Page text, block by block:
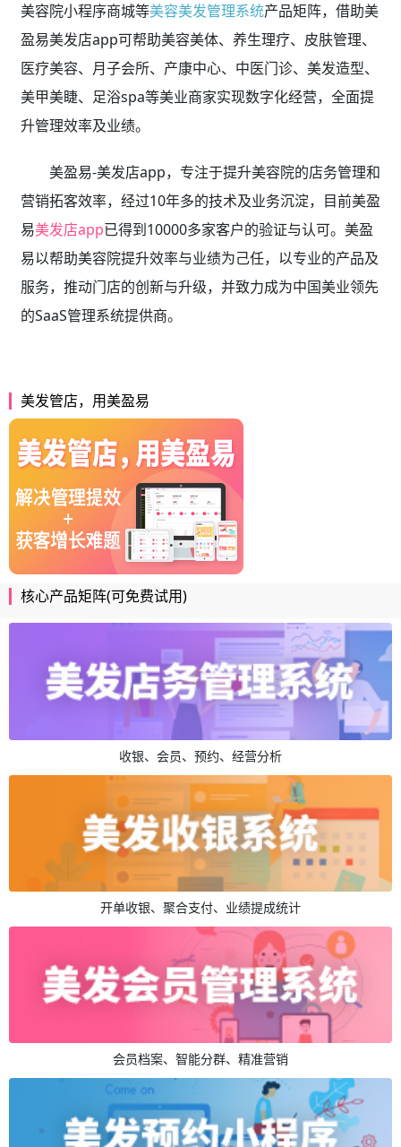
美容院小程序商城等美容美发管理系统产品矩阵，借助美
盈易美发店app可帮助美容美体、养生理疗、皮肤管理、
医疗美容、月子会所、产康中心、中医门诊、美发造型、
美甲美睫、足浴spa等美业商家实现数字化经营，全面提
升管理效率及业绩。
美盈易-美发店app，专注于提升美容院的店务管理和
营销拓客效率，经过10年多的技术及业务沉淀，目前美盈
易美发店app已得到10000多家客户的验证与认可。美盈
易以帮助美容院提升效率与业绩为己任，以专业的产品及
服务，推动门店的创新与升级，并致力成为中国美业领先
的SaaS管理系统提供商。
美发管店，用美盈易
核心产品矩阵(可免费试用)
收银、会员、预约、经营分析
开单收银、聚合支付、业绩提成统计
会员档案、智能分群、精准营销